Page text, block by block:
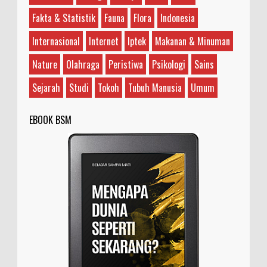
Guru?
Satriani dengan Steve Vai, sebenarnya siapa
yang guru dan siapa yang murid? Teman saya bilan...
Fakta & Statistik
Fauna Flora
Indonesia
Internasional
Internet Iptek
Makanan & Minuman
Nature
Olahraga Peristiwa Psikologi
Sains
Sejarah
Studi Tokoh Tubuh Manusia Umum
EBOOK BSM